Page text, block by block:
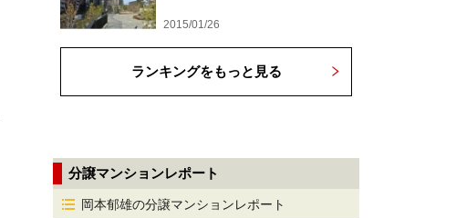
2015/01/26
ランキングをもっと見る
分譲マンションレポート
岡本郁雄の分譲マンションレポート